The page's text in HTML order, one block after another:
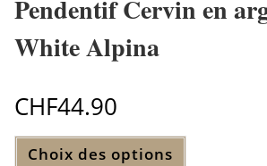
Pendentif Cervin en
White Alpina
CHF44.90
Choix des options
Ce